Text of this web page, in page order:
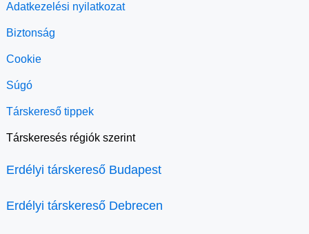
Adatkezelési nyilatkozat
Biztonság
Cookie
Súgó
Társkereső tippek
Társkeresés régiók szerint
Erdélyi társkereső Budapest
Erdélyi társkereső Debrecen